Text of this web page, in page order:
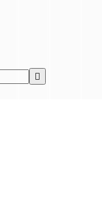
